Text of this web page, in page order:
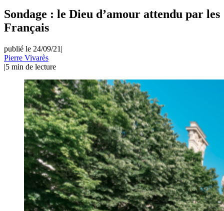
Sondage : le Dieu d’amour attendu par les
Français
publié le 24/09/21 |
Pierre Vivarès
|5 min de lecture